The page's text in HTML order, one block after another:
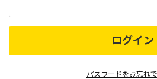
ログイン
パスワードをお忘れ